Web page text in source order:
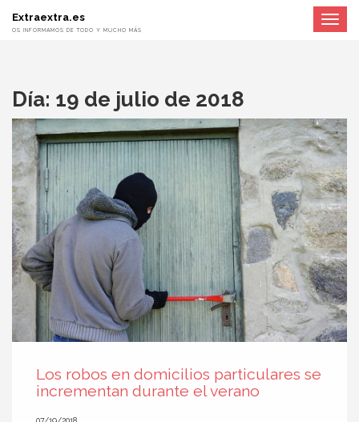
Toggle
Extraextra.es
OS INFORMAMOS DE TODO Y MUCHO MÁS
Día: 19 de julio de 2018
Los robos en domicilios particulares se
incrementan durante el verano